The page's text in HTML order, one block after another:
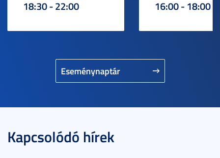
Eseménynaptár
18:30 - 22:00 16:00 - 18:00
Kapcsolódó hírek